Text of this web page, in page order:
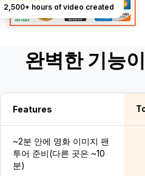
2,500+ hours of video created
완벽한 기능
Features
~2분 안에 영화 이미지 팬
투어 준비(다른 곳은 ~10
분)